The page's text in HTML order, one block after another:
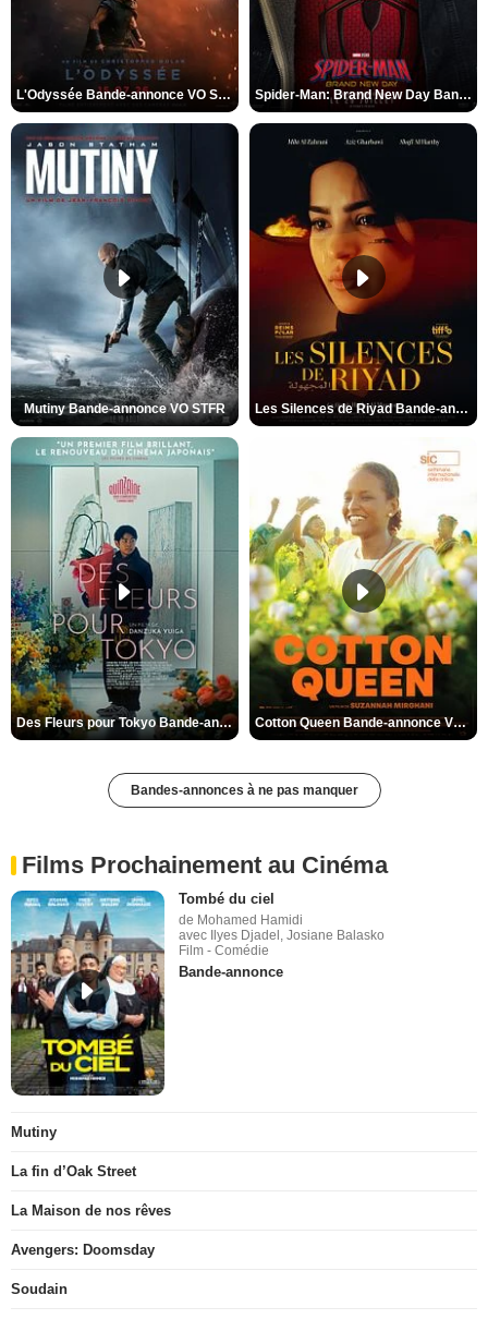
L'Odyssée Bande-annonce VO STFR Spider-Man: Brand New Day Bande-annonce VO STFR
Mutiny Bande-annonce VO STFR Les Silences de Riyad Bande-annonce VO STFR
Des Fleurs pour Tokyo Bande-annonce VO STFR Cotton Queen Bande-annonce VO STFR
Bandes-annonces à ne pas manquer
Films Prochainement au Cinéma
Tombé du ciel
de Mohamed Hamidi
avec Ilyes Djadel, Josiane Balasko
Film - Comédie
Bande-annonce
Mutiny
La fin d’Oak Street
La Maison de nos rêves
Avengers: Doomsday
Soudain